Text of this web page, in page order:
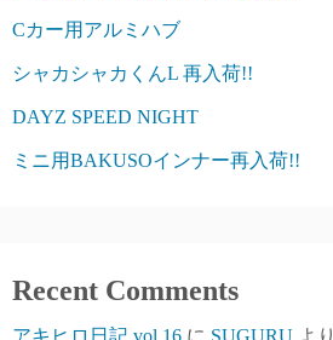
Cカー用アルミハブ
シャカシャカくんL 再入荷!!
DAYZ SPEED NIGHT
ミニ用BAKUSOインナー再入荷!!
Recent Comments
アキヒロ日記 vol.16 に SUGURU より